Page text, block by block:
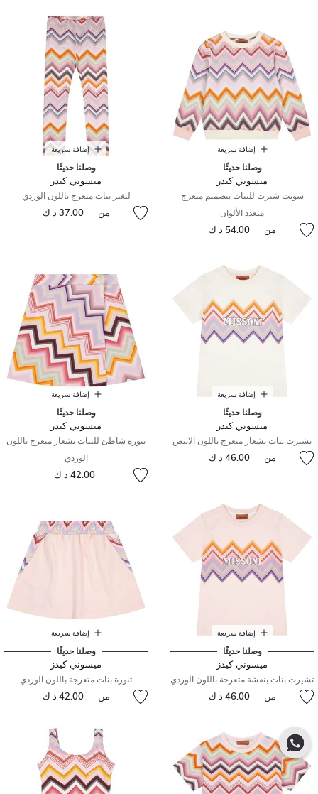
إضافة سريعة
وصلنا حديثًا
ميسوني كيدز
سويت شيرت للبنات بتصميم متعرج
متعدد الألوان
من 54.00 د ك
إضافة سريعة
وصلنا حديثًا
ميسوني كيدز
ليغنز بنات متعرج باللون الوردي
من 37.00 د ك
إضافة سريعة
وصلنا حديثًا
ميسوني كيدز
تشيرت بنات بشعار متعرج باللون الابيض
من 46.00 د ك
إضافة سريعة
وصلنا حديثًا
ميسوني كيدز
تنورة شاطئ للبنات بشعار متعرج باللون
الوردي
42.00 د ك
إضافة سريعة
وصلنا حديثًا
ميسوني كيدز
تشيرت بنات بنقشة متعرجة باللون الوردي
من 46.00 د ك
إضافة سريعة
وصلنا حديثًا
ميسوني كيدز
تنورة بنات متعرجة باللون الوردي
من 42.00 د ك